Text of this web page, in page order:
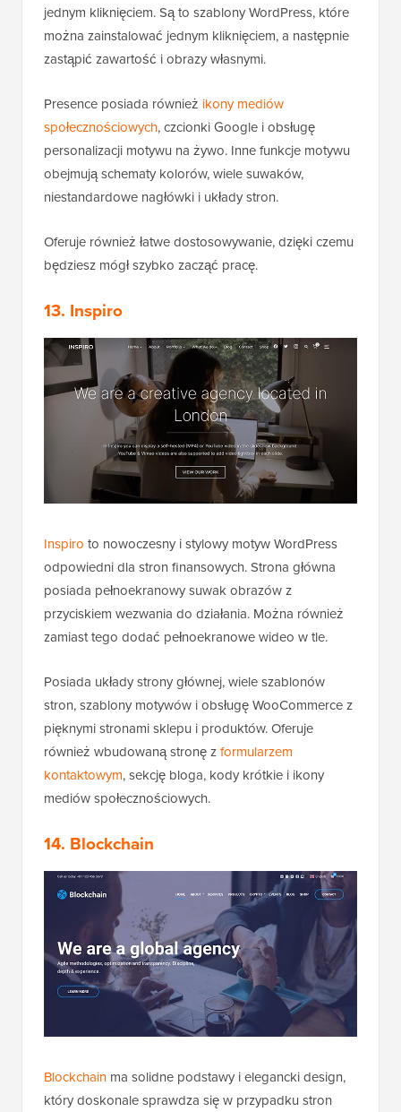
jednym kliknięciem. Są to szablony WordPress, które
można zainstalować jednym kliknięciem, a następnie
zastąpić zawartość i obrazy własnymi.
Presence posiada również ikony mediów
społecznościowych, czcionki Google i obsługę
personalizacji motywu na żywo. Inne funkcje motywu
obejmują schematy kolorów, wiele suwaków,
niestandardowe nagłówki i układy stron.
Oferuje również łatwe dostosowywanie, dzięki czemu
będziesz mógł szybko zacząć pracę.
13. Inspiro
Inspiro to nowoczesny i stylowy motyw WordPress
odpowiedni dla stron finansowych. Strona główna
posiada pełnoekranowy suwak obrazów z
przyciskiem wezwania do działania. Można również
zamiast tego dodać pełnoekranowe wideo w tle.
Posiada układy strony głównej, wiele szablonów
stron, szablony motywów i obsługę WooCommerce z
pięknymi stronami sklepu i produktów. Oferuje
również wbudowaną stronę zformularzem
kontaktowym, sekcję bloga, kody krótkie i ikony
mediów społecznościowych.
14. Blockchain
Blockchain ma solidne podstawy i elegancki design,
który doskonale sprawdza się w przypadku stron